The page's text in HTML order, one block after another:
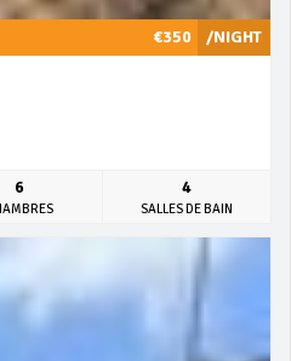
/NIGHT
€350
6 4
SALLES DE BAIN